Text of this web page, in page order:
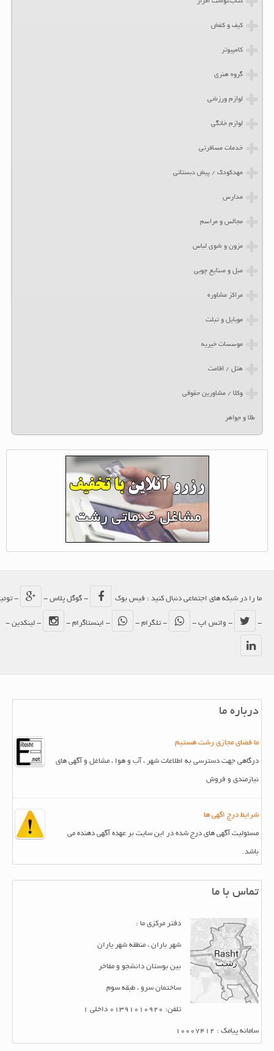
کیف و کفش
کامپیوتر
گروه هنری
لوازم ورزشی
لوازم خانگی
خدمات مسافرتی
مهدکودک / پیش دبستانی
مدارس
مجالس و مراسم
مزون و شوی لباس
مبل و صنایع چوبی
مراکز مشاوره
موبایل و تبلت
موسسات خیریه
هتل / اقامت
وکلا / مشاورین حقوقی
طلا و جواهر
ما را در شبکه های اجتماعی دنبال کنید : فیس بوک - گوگل پلاس - - توئیتر
- واتس اپ - - تلگرام - - اینستاگرام - - لینکدین -
درباره ما
ما فضای مجازی رشت هستیم
درگاهی جهت دسترسی به اطلاعات شهر ، آب و هوا ، مشاغل و آگهی های
نیازمندی و فروش
شرایط درج اگهی ها
مسئولیت آگهی های درج شده در این سایت بر عهده آگهی دهنده می
باشد.
تماس با ما
دفتر مرکزی ما :
شهر باران ، منطقه شهر یاران
بین بوستان دانشجو و مفاخر
ساختمان سرو ، طبقه سوم
تلفن: 01391010920 داخلی 1
سامانه پیامک : 10007412